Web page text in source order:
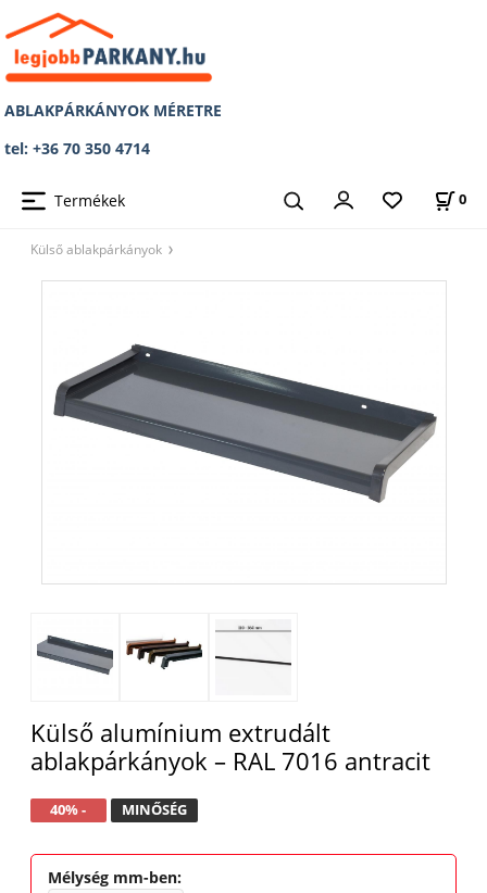
ABLAKPÁRKÁNYOK MÉRETRE
tel: +36 70 350 4714
Termékek 0
Külső ablakpárkányok
Külső alumínium extrudált
ablakpárkányok – RAL 7016 antracit
40% - MINŐSÉG
Mélység mm-ben: